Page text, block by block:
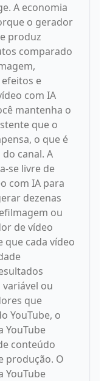
A economia
o gerador
produz
comparado
e
com IA
mantenha o
que o
o que é
canal. A
se livre de
com IA para
dezenas
ou
de vídeo
que cada vídeo
ou
que
YouTube, o
YouTube
conteúdo
produção. O
YouTube